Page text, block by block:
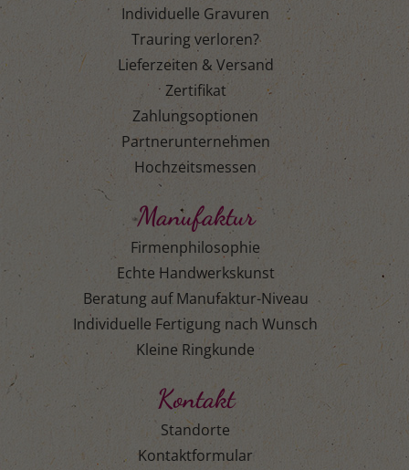
Individuelle Gravuren
Trauring verloren?
Lieferzeiten & Versand
Zertifikat
Zahlungsoptionen
Partnerunternehmen
Hochzeitsmessen
Manufaktur
Firmenphilosophie
Echte Handwerkskunst
Beratung auf Manufaktur-Niveau
Individuelle Fertigung nach Wunsch
Kleine Ringkunde
Kontakt
Standorte
Kontaktformular